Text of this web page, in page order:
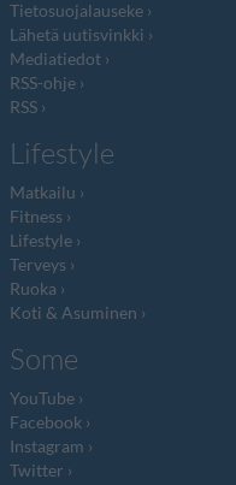
Tietosuojalauseke
Lähetä uutisvinkki
Mediatiedot
RSS-ohje
RSS
Lifestyle
Matkailu
Fitness
Lifestyle
Terveys
Ruoka
Koti & Asuminen
Some
YouTube
Facebook
Instagram
Twitter